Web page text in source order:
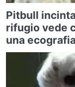
Pitbull
rifugio vede
una